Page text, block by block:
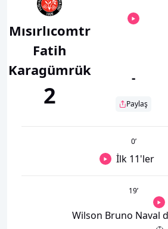
Mısırlıcomtr
Fatih
Karagümrük
2
-
Paylaş
0’
İlk 11'ler
19’
Wilson Bruno Naval